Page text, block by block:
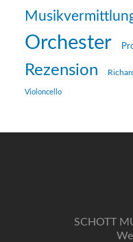
Orchester
Rezension
Violoncello
SCHOTT